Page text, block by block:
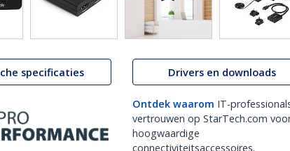
specificaties Drivers en downloads
Ontdek waarom IT-
vertrouwen op StarTech.com
hoogwaardige
connectiviteitsaccessoires.